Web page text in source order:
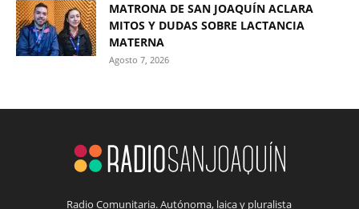
MATRONA DE SAN JOAQUÍN ACLARA
MITOS Y DUDAS SOBRE LACTANCIA
MATERNA
Agosto 7, 2026
Radio Comunitaria. Autónoma, laica y pluralista